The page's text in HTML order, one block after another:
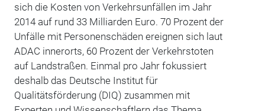
sich die Kosten von Verkehrsunfällen im Jahr
2014 auf rund 33 Milliarden Euro. 70 Prozent der
Unfälle mit Personenschäden ereignen sich laut
ADAC innerorts, 60 Prozent der Verkehrstoten
auf Landstraßen. Einmal pro Jahr fokussiert
deshalb das Deutsche Institut für
Qualitätsförderung (DIQ) zusammen mit